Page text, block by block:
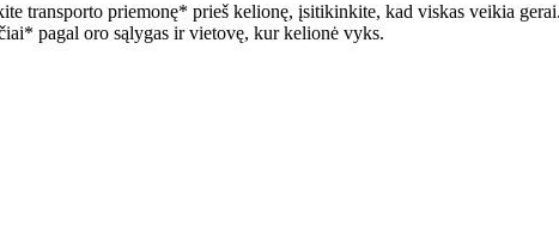
transporto priemonę* prieš kelionę, įsitikinkite, kad viskas veikia
pagal oro sąlygas ir vietovę, kur kelionė vyks.